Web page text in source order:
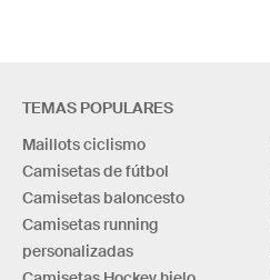
TEMAS POPULARES
Maillots ciclismo
Camisetas de fútbol
Camisetas baloncesto
Camisetas running
personalizadas